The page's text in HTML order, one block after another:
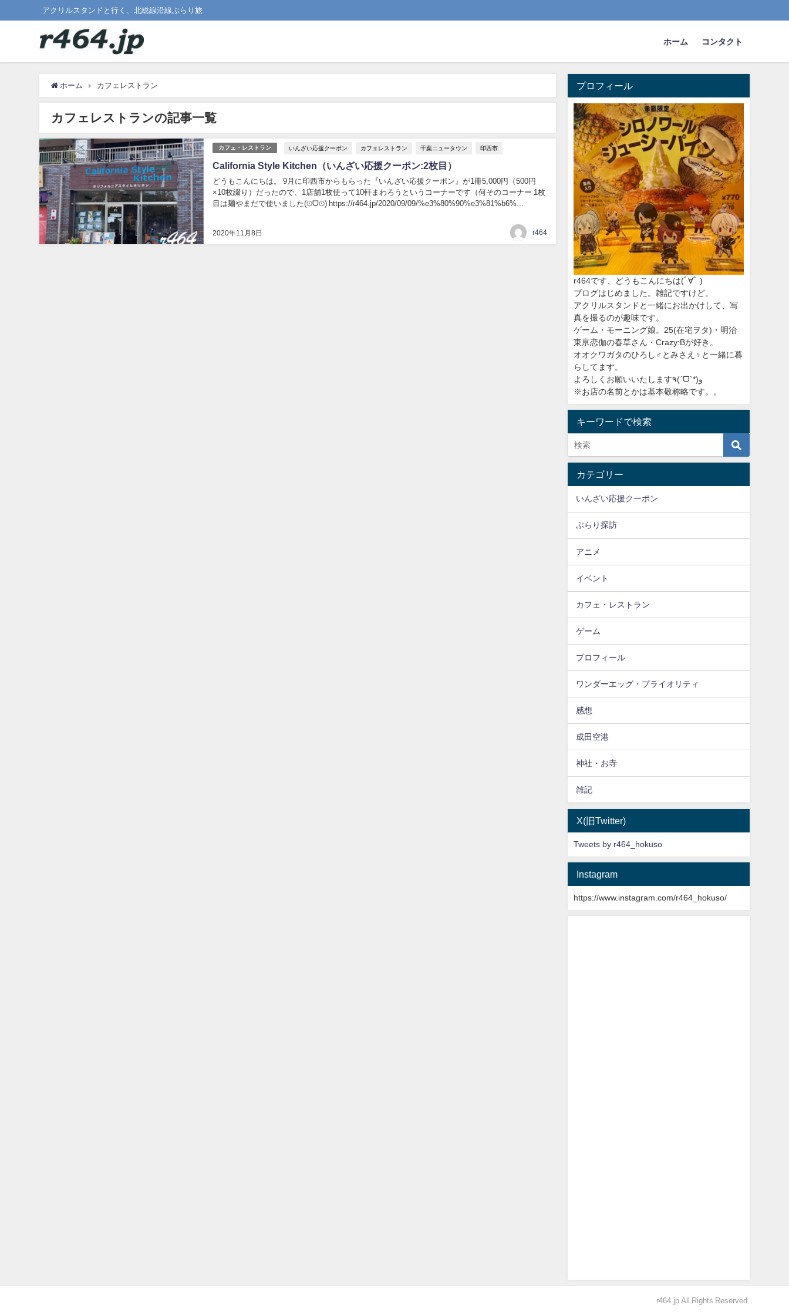
アクリルスタンドと行く、北総線沿線ぶらり旅
ホーム コンタクト
ホーム カフェレストラン
カフェレストランの記事一覧
カフェ・レストラン いんざい応援クーポン カフェレストラン 千葉ニュータウン 印西市
California Style Kitchen（いんざい応援クーポン:2枚目）
2020年11月8日
どうもこんにちは。 9月に印西市からもらった『いんざい応援クーポン』が1冊5,000円（500円
×10枚綴り）だったので、1店舗1枚使って10軒まわろうというコーナーです（何そのコーナー 1枚
目は麺やまだで使いました(⊙ᗜ⊙) https://r464.jp/2020/09/09/%e3%80%90%e3%81%b6%...
r464
プロフィール
r464です、どうもこんにちは(ﾟ∀ﾟ )
ブログはじめました。雑記ですけど。
アクリルスタンドと一緒にお出かけして、写
真を撮るのが趣味です。
ゲーム・モーニング娘。25(在宅ヲタ)・明治
東亰恋伽の春草さん・Crazy:Bが好き。
オオクワガタのひろし♂とみさえ♀と一緒に暮
らしてます。
よろしくお願いいたします٩(ˊᗜˋ*)و
※お店の名前とかは基本敬称略です。。
キーワードで検索
カテゴリー
いんざい応援クーポン
ぶらり探訪
アニメ
イベント
カフェ・レストラン
ゲーム
プロフィール
ワンダーエッグ・プライオリティ
感想
成田空港
神社・お寺
雑記
X(旧Twitter)
Tweets by r464_hokuso
Instagram
https://www.instagram.com/r464_hokuso/
r464.jp All Rights Reserved.